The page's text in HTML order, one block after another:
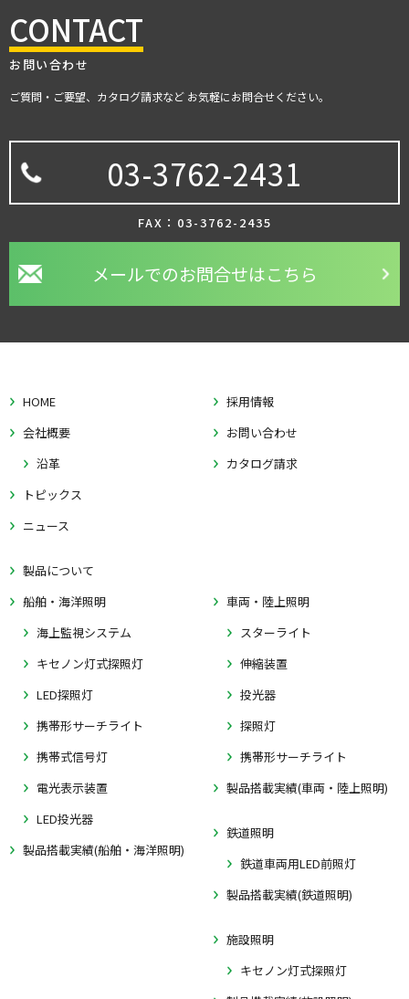
CONTACT
お問い合わせ
ご質問・ご要望、カタログ請求など お気軽にお問合せください。
03-3762-2431
FAX：03-3762-2435
メールでのお問合せはこちら
HOME
会社概要
沿革
トピックス
ニュース
採用情報
お問い合わせ
カタログ請求
製品について
船舶・海洋照明
海上監視システム
キセノン灯式探照灯
LED探照灯
携帯形サーチライト
携帯式信号灯
電光表示装置
LED投光器
製品搭載実績(船舶・海洋照明)
車両・陸上照明
スターライト
伸縮装置
投光器
探照灯
携帯形サーチライト
製品搭載実績(車両・陸上照明)
鉄道照明
鉄道車両用LED前照灯
製品搭載実績(鉄道照明)
施設照明
キセノン灯式探照灯